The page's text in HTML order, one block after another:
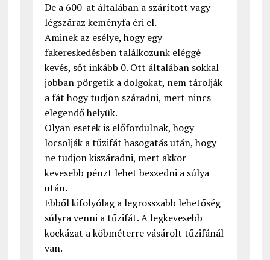
De a 600-at általában a szárított vagy
légszáraz keményfa éri el.
Aminek az esélye, hogy egy
fakereskedésben találkozunk eléggé
kevés, sőt inkább 0. Ott általában sokkal
jobban pörgetik a dolgokat, nem tárolják
a fát hogy tudjon száradni, mert nincs
elegendő helyük.
Olyan esetek is előfordulnak, hogy
locsolják a tűzifát hasogatás után, hogy
ne tudjon kiszáradni, mert akkor
kevesebb pénzt lehet beszedni a súlya
után.
Ebből kifolyólag a legrosszabb lehetőség
súlyra venni a tűzifát. A legkevesebb
kockázat a köbméterre vásárolt tűzifánál
van.